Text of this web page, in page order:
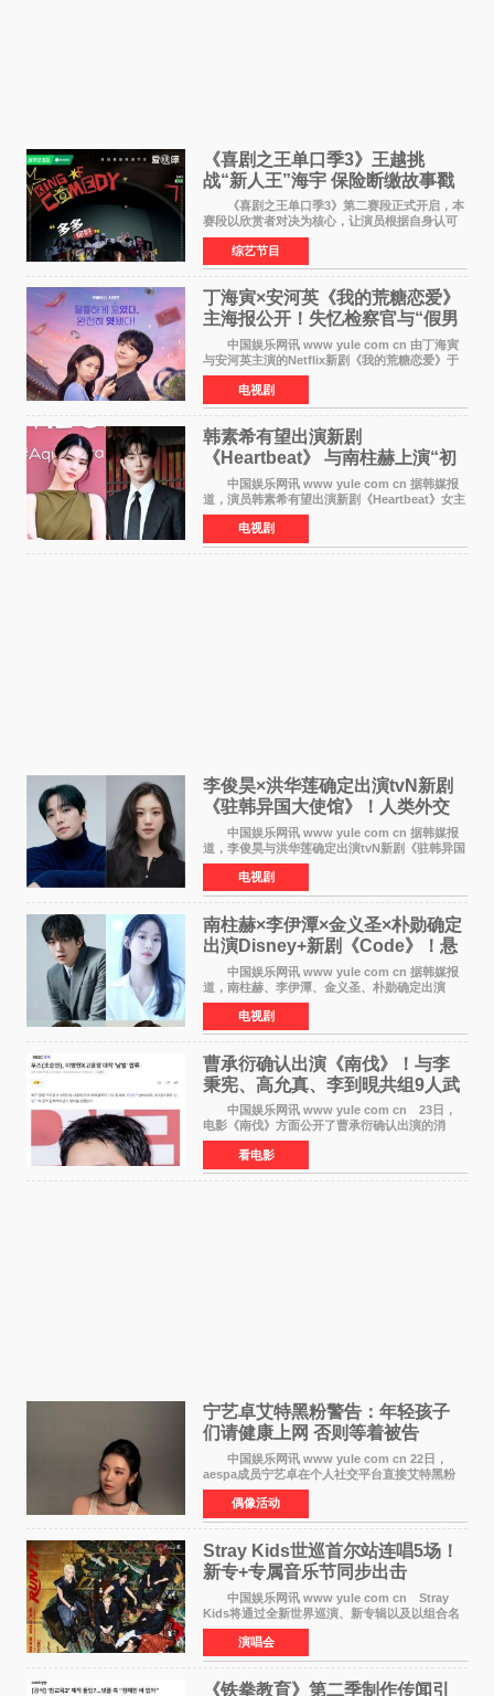
《喜剧之王单口季3》王越挑
战“新人王”海宇 保险断缴故事戳
中生活痛点
《喜剧之王单口季3》第二赛段正式开启，本
赛段以欣赏者对决为核心，让演员根据自身认可
选择对手，在作品碰撞中完成一次喜剧创作者之
间的交流。这里有实力相当的正面对抗，也有老
朋友、老对手之
综艺节目
丁海寅×安河英《我的荒糖恋爱》
主海报公开！失忆检察官与“假男
友”同居罗曼史来
中国娱乐网讯 www yule com cn 由丁海寅
与安河英主演的Netflix新剧《我的荒糖恋爱》于
近日公开主海报，正式进入开播倒计时。 海
报中，两人并肩站在充满怀旧气息的九津麦芽村
街道上，丁
电视剧
韩素希有望出演新剧
《Heartbeat》 与南柱赫上演“初
恋归来”奇幻罗曼史
中国娱乐网讯 www yule com cn 据韩媒报
道，演员韩素希有望出演新剧《Heartbeat》女主
角，与南柱赫合作，引发高度关注。 韩素希
在剧中饰演能够看到过去的女人洪莎朗一角，因
初恋的意外
电视剧
李俊昊×洪华莲确定出演tvN新剧
《驻韩异国大使馆》！人类外交
官与“龙”大使的奇幻
中国娱乐网讯 www yule com cn 据韩媒报
道，李俊昊与洪华莲确定出演tvN新剧《驻韩异国
大使馆》，分别担任男女主角，引发期待。
该剧讲述了一位因管理驻韩异国大使馆（负责管
理居住在大韩
电视剧
南柱赫×李伊潭×金义圣×朴勋确定
出演Disney+新剧《Code》！悬
疑犯罪惊悚明年上线
中国娱乐网讯 www yule com cn 据韩媒报
道，南柱赫、李伊潭、金义圣、朴勋确定出演
Disney+新剧《Code》，该剧预计将于明年播
出，引发高度关注。 本剧改编自同名人气台
剧，讲述了一位往来
电视剧
曹承衍确认出演《南伐》！与李
秉宪、高允真、李到晛共组9人武
士团
中国娱乐网讯 www yule com cn 23日，
电影《南伐》方面公开了曹承衍确认出演的消
息。通过歌手活动展现出独特色彩的曹承衍将在
片中饰演拥有出色弓箭技术的弓箭手，他将在这
一历史动作大片中展
看电影
宁艺卓艾特黑粉警告：年轻孩子
们​请健康上网 否则等着被告
中国娱乐网讯 www yule com cn 22日，
aespa成员宁艺卓在个人社交平台直接艾特黑粉
账号，正面喊话回应长期以来的恶意攻击，引发
广泛关注。 宁艺卓在文中表示，自己早已注
意到部分网友持续
偶像活动
Stray Kids世巡首尔站连唱5场！
新专+专属音乐节同步出击
中国娱乐网讯 www yule com cn Stray
Kids将通过全新世界巡演、新专辑以及以组合名
义打造的专属音乐节等一系列全球活动，开启事
业发展的全新篇章。 Stray Kids将于7月25日
至26日、29日
演唱会
《铁拳教育》第二季制作传闻引